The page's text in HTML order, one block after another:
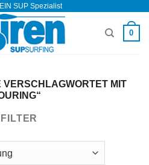
SUP Spezialist
0
VERSCHLAGWORTET MIT
FILTER